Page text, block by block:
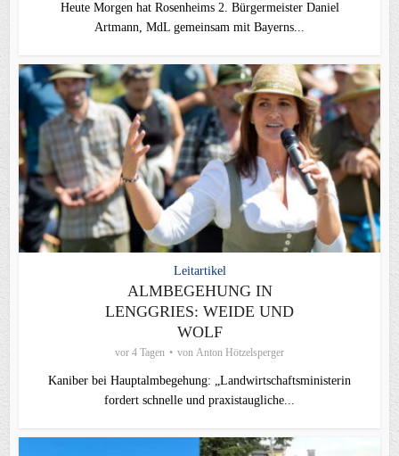
Heute Morgen hat Rosenheims 2. Bürgermeister Daniel
Artmann, MdL gemeinsam mit Bayerns...
Leitartikel
ALMBEGEHUNG IN
LENGGRIES: WEIDE UND
WOLF
vor 4 Tagen von Anton Hötzelsperger
Kaniber bei Hauptalmbegehung: „Landwirtschaftsministerin
fordert schnelle und praxistaugliche...